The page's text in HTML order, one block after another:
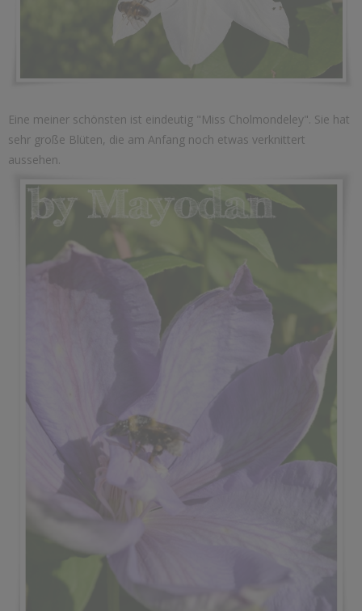
Eine meiner schönsten ist eindeutig "Miss Cholmondeley". Sie hat
sehr große Blüten, die am Anfang noch etwas verknittert
aussehen.